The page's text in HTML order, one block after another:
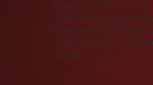
desde la experiencia de
hornos, acero y
desplazan la atención de
concentración y la
materia.